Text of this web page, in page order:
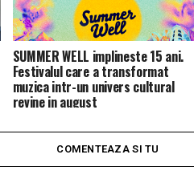
SUMMER WELL implineste 15 ani.
Festivalul care a transformat
muzica intr-un univers cultural
revine in august
COMENTEAZA SI TU